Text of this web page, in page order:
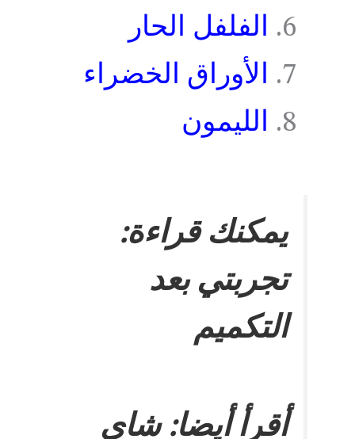
الفلفل الحار
الأوراق الخضراء
الليمون
يمكنك قراءة:
تجربتي بعد
التكميم
أقرأ أيضا: شاي